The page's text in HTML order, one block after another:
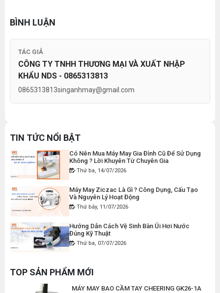
BÌNH LUẬN
TÁC GIẢ
CÔNG TY TNHH THƯƠNG MẠI VÀ XUẤT NHẬP
KHẨU NDS - 0865313813
0865313813singanhmay@gmail.com
TIN TỨC NỔI BẬT
Thứ hai, 27/07/2026
Xưởng May Không ?
Thứ bảy, 18/07/2026
Có Nên Mua Máy May Gia Đình Cũ Để Sử Dụng
Không ? Lời Khuyên Từ Chuyên Gia
Thứ ba, 14/07/2026
Máy May Ziczac Là Gì ? Công Dụng, Cấu Tạo
Và Nguyên Lý Hoạt Động
Thứ bảy, 11/07/2026
Hướng Dẫn Cách Vệ Sinh Bàn Ủi Hơi Nước
Đúng Kỹ Thuật
Thứ ba, 07/07/2026
Hóa Giúp Xưởng May Tăng Năng Suất
TOP SẢN PHẨM MỚI
Giá bán lẻ:
MÁY MAY BAO CẦM TAY GK9-500 KHÔNG BÌNH
DẦU
Giá bán lẻ:1.380.000đ
MÁY MAY BAO CẦM TAY CHEERING GK26-2A
Đăng nhập để xem giá sỉ
MÁY MAY BAO CẦM TAY CHEERING GK26-1A